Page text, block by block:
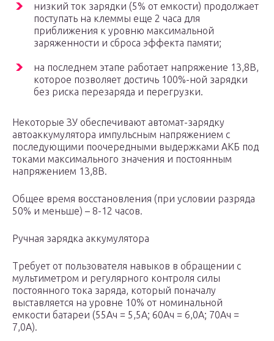
низкий ток зарядки (5% от емкости) продолжает
поступать на клеммы еще 2 часа для
приближения к уровню максимальной
заряженности и сброса эффекта памяти;
на последнем этапе работает напряжение 13,8В,
которое позволяет достичь 100%-ной зарядки
без риска перезаряда и перегрузки.
Некоторые ЗУ обеспечивают автомат-зарядку
автоаккумулятора импульсным напряжением с
последующими поочередными выдержками АКБ под
токами максимального значения и постоянным
напряжением 13,8В.
Общее время восстановления (при условии разряда
50% и меньше) – 8-12 часов.
Ручная зарядка аккумулятора
Требует от пользователя навыков в обращении с
мультиметром и регулярного контроля силы
постоянного тока заряда, который поначалу
выставляется на уровне 10% от номинальной
емкости батареи (55Ач = 5,5А; 60Ач = 6,0А; 70Ач =
7,0А).